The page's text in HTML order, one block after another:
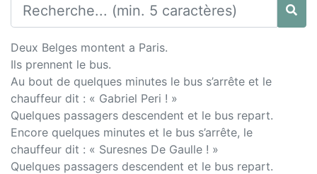
Deux Belges montent a Paris.
Ils prennent le bus.
Au bout de quelques minutes le bus s’arrête et le
chauffeur dit : « Gabriel Peri ! »
Quelques passagers descendent et le bus repart.
Encore quelques minutes et le bus s’arrête, le
chauffeur dit : « Suresnes De Gaulle ! »
Quelques passagers descendent et le bus repart.